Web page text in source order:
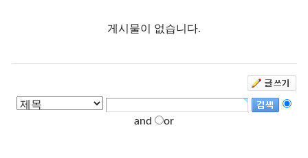
게시물이 없습니다.
and or